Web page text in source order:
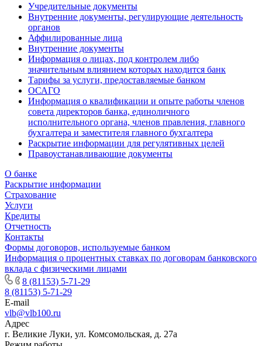
Учредительные документы
Внутренние документы, регулирующие деятельность
органов
Аффилированные лица
Внутренние документы
Информация о лицах, под контролем либо
значительным влиянием которых находится банк
Тарифы за услуги, предоставляемые банком
ОСАГО
Информация о квалификации и опыте работы членов
совета директоров банка, единоличного
исполнительного органа, членов правления, главного
бухгалтера и заместителя главного бухгалтера
Раскрытие информации для регулятивных целей
Правоустанавливающие документы
О банке
Раскрытие информации
Страхование
Услуги
Кредиты
Отчетность
Контакты
Формы договоров, используемые банком
Информация о процентных ставках по договорам банковского
вклада с физическими лицами
8 (81153) 5-71-29
8 (81153) 5-71-29
E-mail
vlb@vlb100.ru
Адрес
г. Великие Луки, ул. Комсомольская, д. 27а